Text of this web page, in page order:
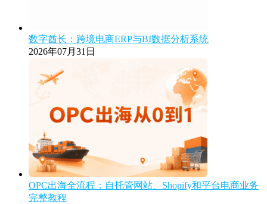
数字酋长：跨境电商ERP与BI数据分析系统
2026年07月31日
OPC出海全流程：自托管网站、Shopify和平台电商业务
完整教程